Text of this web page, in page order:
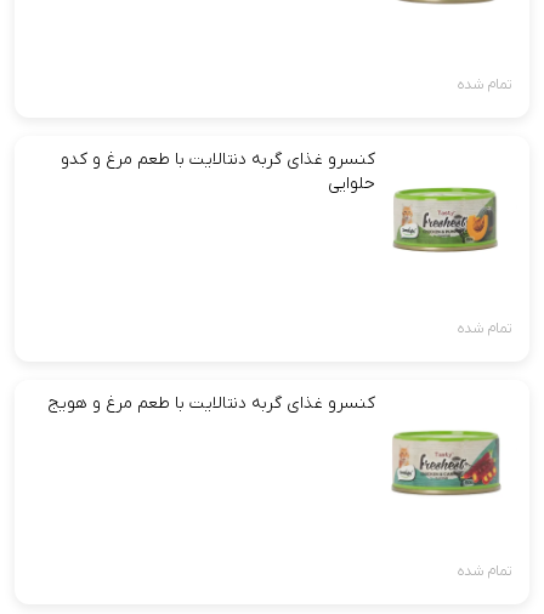
تمام شده
کنسرو غذای گربه دنتالایت با طعم مرغ و کدو
حلوایی
تمام شده
کنسرو غذای گربه دنتالایت با طعم مرغ و هویج
تمام شده